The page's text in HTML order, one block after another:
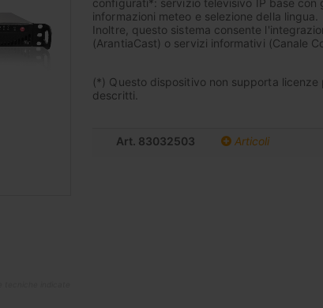
configurati*: servizio televisivo IP base
informazioni meteo e selezione della lingua.
Inoltre, questo sistema consente
(ArantiaCast) o servizi informativi (Canale
(*) Questo dispositivo non supporta
descritti.
Art. 83032503 Articoli